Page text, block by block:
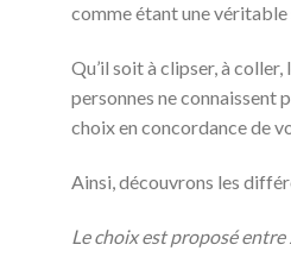
comme étant une
Qu’il soit à clipser, à
personnes ne connaissent
choix en concordance de
Ainsi, découvrons les
Le choix est proposé